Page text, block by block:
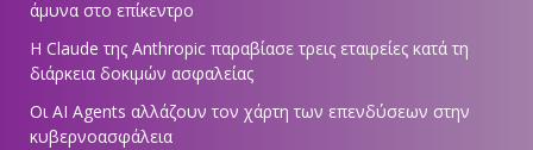
άμυνα στο επίκεντρο
Η Claude της Anthropic παραβίασε τρεις εταιρείες κατά τη
διάρκεια δοκιμών ασφαλείας
Οι AI Agents αλλάζουν τον χάρτη των επενδύσεων στην
κυβερνοασφάλεια